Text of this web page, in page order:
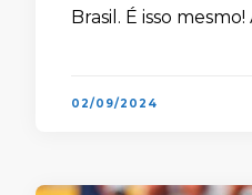
Brasil. É isso
02/09/2024